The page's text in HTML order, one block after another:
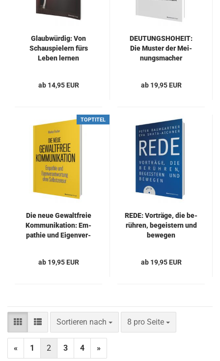
Glaub­wür­dig: Von
Schau­spie­lern fürs
Leben ler­nen
ab 14,95 EUR
DEU­TUNGS­HO­HEIT:
Die Mus­ter der Mei­
nungs­ma­cher
ab 19,95 EUR
TOPTITEL
Die neue Ge­walt­freie
Kom­mu­ni­ka­ti­on: Em­
pa­thie und Ei­gen­ver­
ab 19,95 EUR
REDE: Vor­trä­ge, die be­
rüh­ren, be­geis­tern und
be­we­gen
ab 19,95 EUR
Sortieren nach
Sortieren nach 8 pro Seite
pro Seite
« 1 2 3 4 »